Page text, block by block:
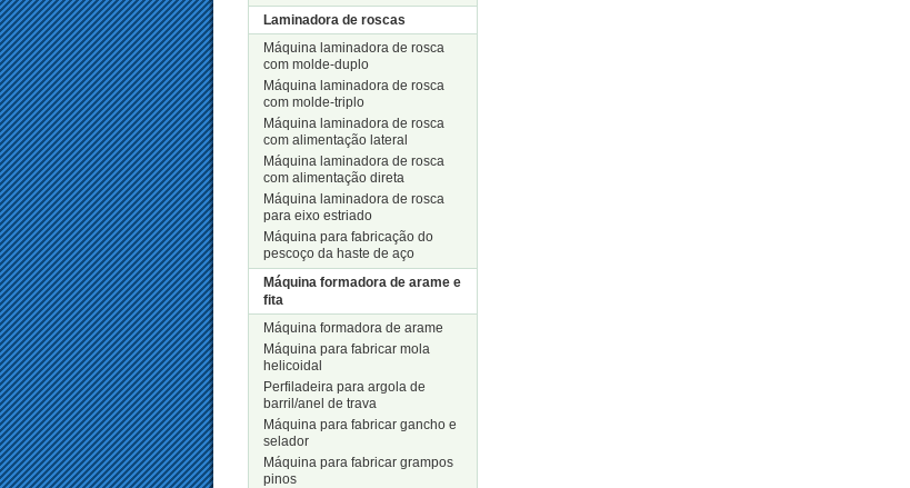
Laminadora de roscas
Máquina laminadora de rosca
com molde-duplo
Máquina laminadora de rosca
com molde-triplo
Máquina laminadora de rosca
com alimentação lateral
Máquina laminadora de rosca
com alimentação direta
Máquina laminadora de rosca
para eixo estriado
Máquina para fabricação do
pescoço da haste de aço
Máquina formadora de arame e
fita
Máquina formadora de arame
Máquina para fabricar mola
helicoidal
Perfiladeira para argola de
barril/anel de trava
Máquina para fabricar gancho e
selador
Máquina para fabricar grampos
pinos